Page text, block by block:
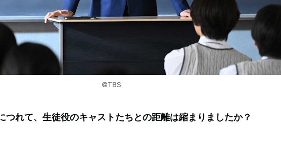
©TBS
つれて、生徒役のキャストたちとの距離は縮まりましたか？